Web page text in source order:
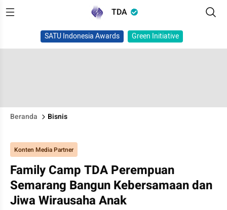
TDA
SATU Indonesia Awards Green Initiative
Beranda Bisnis
Konten Media Partner
Family Camp TDA Perempuan
Semarang Bangun Kebersamaan dan
Jiwa Wirausaha Anak